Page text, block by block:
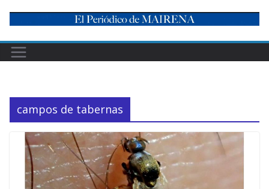
content
campos de tabernas